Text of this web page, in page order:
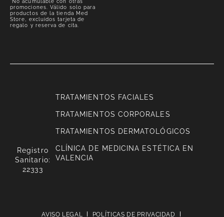
*No acumulable con otras
promociones. Válido solo para
productos de la tienda Med
Store, excluidos tarjeta de
regalo y reserva de cita.
Registro
Sanitario:
22333
TRATAMIENTOS FACIALES
TRATAMIENTOS CORPORALES
TRATAMIENTOS DERMATOLÓGICOS
CLÍNICA DE MEDICINA ESTÉTICA EN
VALENCIA
AVISO LEGAL POLÍTICAS DE PRIVACIDAD